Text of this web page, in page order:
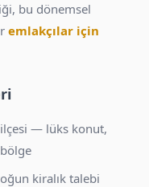
bu dönemsel
emlakçılar için
— lüks konut,
kiralık talebi